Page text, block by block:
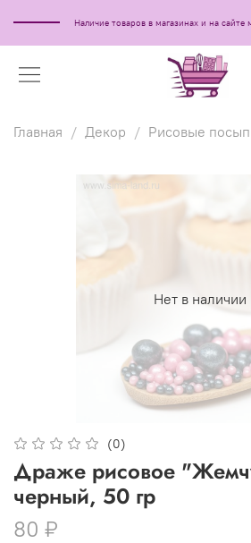
Наличие товаров в магазинах и на сайте
Главная Декор Рисовые
Нет в наличии
(0)
Драже рисовое
черный, 50 гр
80 ₽